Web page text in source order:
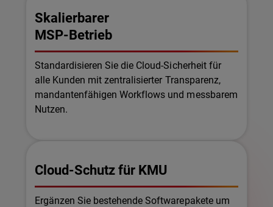
Skalierbarer
MSP-Betrieb
Standardisieren Sie die Cloud-Sicherheit für
alle Kunden mit zentralisierter Transparenz,
mandantenfähigen Workflows und messbarem
Nutzen.
Cloud-Schutz für KMU
Ergänzen Sie bestehende Softwarepakete um